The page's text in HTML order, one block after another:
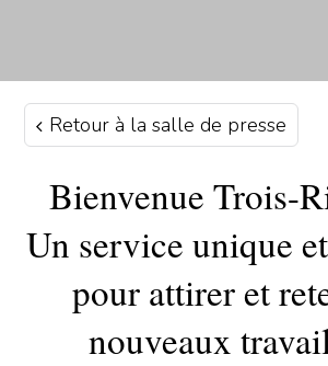
Retour à la salle de presse
Bienvenue Trois-
Un service unique
pour attirer et
nouveaux